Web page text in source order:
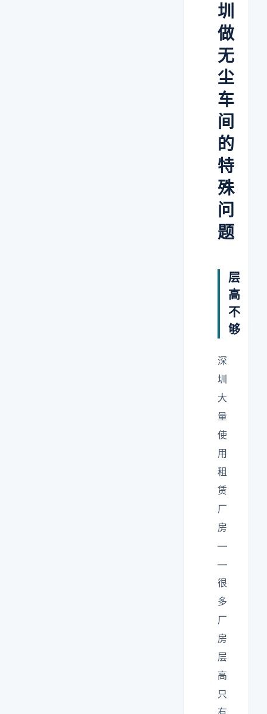
圳
做
无
尘
车
间
的
特
殊
问
题
层
高
不
够
深
圳
大
量
使
用
租
赁
厂
房
—
—
很
多
厂
房
层
高
只